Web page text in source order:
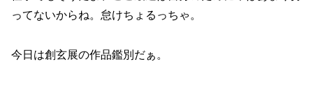
ってないからね。怠けちょるっちゃ。
今日は創玄展の作品鑑別だぁ。